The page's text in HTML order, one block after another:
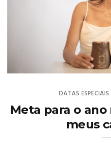
DATAS ESPECIAIS
Meta para o
meus